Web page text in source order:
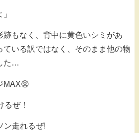
跡もなく、背中に黄色いシミがあ
ている訳ではなく、そのまま他の物
た…
MAX😡
ぜ！
ン走れるぜ!